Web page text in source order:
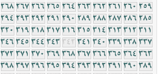
259
260
261
262
263
264
265
266
267
268
285
286
287
288
289
290
291
292
293
294
311
312
313
314
315
316
317
318
319
320
337
338
339
340
341
342
343
344
345
346
363
364
365
366
367
368
369
370
371
372
389
390
391
392
393
394
395
396
397
398